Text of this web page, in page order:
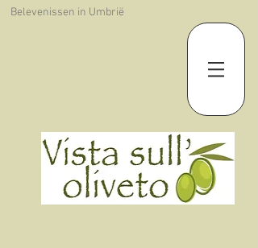
Belevenissen in Umbrië